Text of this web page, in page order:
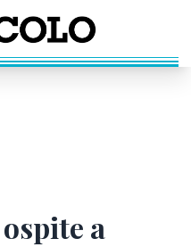
a